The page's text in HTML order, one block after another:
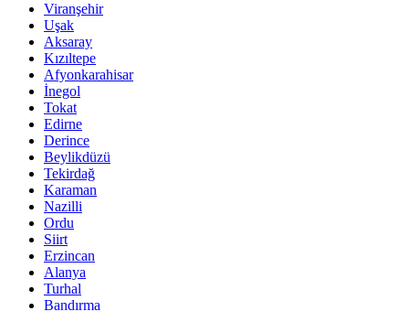
Viranşehir
Uşak
Aksaray
Kızıltepe
Afyonkarahisar
İnegol
Tokat
Edirne
Derince
Beylikdüzü
Tekirdağ
Karaman
Nazilli
Ordu
Siirt
Erzincan
Alanya
Turhal
Bandırma